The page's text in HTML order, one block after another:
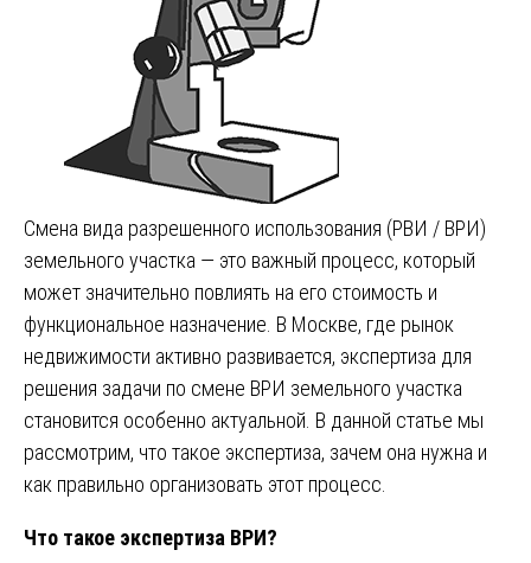
Смена вида разрешенного использования (РВИ / ВРИ)
земельного участка — это важный процесс, который
может значительно повлиять на его стоимость и
функциональное назначение. В Москве, где рынок
недвижимости активно развивается, экспертиза для
решения задачи по смене ВРИ земельного участка
становится особенно актуальной. В данной статье мы
рассмотрим, что такое экспертиза, зачем она нужна и
как правильно организовать этот процесс.
Что такое экспертиза ВРИ?